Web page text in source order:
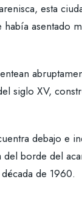
esta
asentado
siglo XV,
debajo e
borde del
de 1960.